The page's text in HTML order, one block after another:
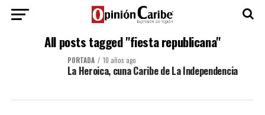
All posts tagged "fiesta republicana"
PORTADA 10 años ago
La Heroica, cuna Caribe de La Independencia